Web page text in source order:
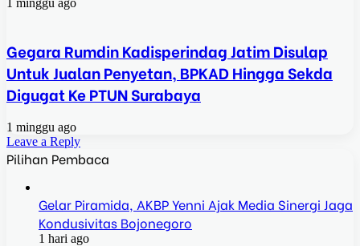
1 minggu ago
Gegara Rumdin Kadisperindag Jatim Disulap
Untuk Jualan Penyetan, BPKAD Hingga Sekda
Digugat Ke PTUN Surabaya
1 minggu ago
Leave a Reply
Pilihan Pembaca
Gelar Piramida, AKBP Yenni Ajak Media Sinergi Jaga
Kondusivitas Bojonegoro
1 hari ago